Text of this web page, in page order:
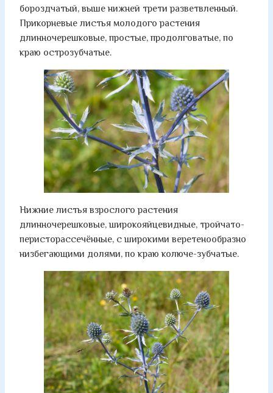
бороздчатый, выше нижней трети разветвленный.
Прикорневые листья молодого растения
длинночерешковые, простые, продолговатые, по
краю острозубчатые.
Нижние листья взрослого растения
длинночерешковые, широкояйцевидные, тройчато-
перисторассечённые, с широкими веретенообразно
низбегающими долями, по краю колюче-зубчатые.